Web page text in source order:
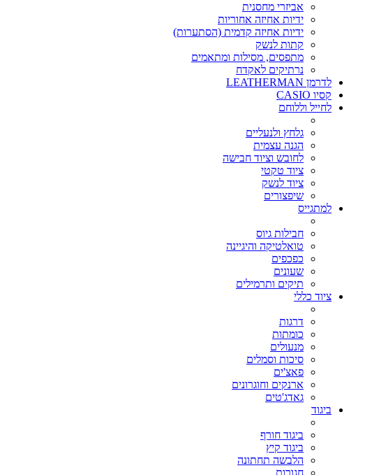
אביזרי מחסנית
ידיות אחיזה אחוריות
ידיות אחיזה קדמית (הסתערות)
קתות לנשק
מתפסים, מסילות ומתאמים
נרתיקים לאקדח
לדרמן LEATHERMAN
קסיו CASIO
לחייל וללוחם
גלחץ ולנעליים
הגנה עצמית
לחובש וציוד חבישה
ציוד טקטי
ציוד לנשק
שיפצורים
למתגייס
חבילות גיוס
טואלטיקה והיגיינה
כפכפים
שעונים
תיקים ותרמילים
ציוד כללי
דרגות
כומתות
מנעולים
סיכות וסמלים
פאצ'ים
ארנקים וחוגרונים
גאדג'טים
ביגוד
ביגוד חורף
ביגוד קיץ
הלבשה תחתונה
חגורות